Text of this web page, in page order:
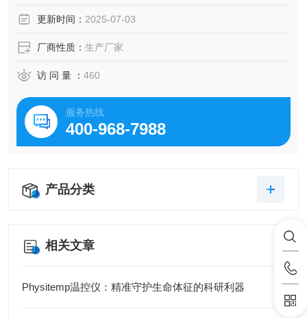
更新时间： 2025-07-03
厂商性质： 生产厂家
访 问 量 ： 460
服务热线
400-968-7988
产品分类
相关文章
Physitemp温控仪：精准守护生命体征的科研利器